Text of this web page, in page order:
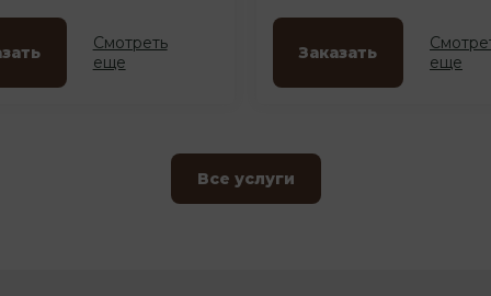
Смотреть
еще
Заказать
еще
Все услуги